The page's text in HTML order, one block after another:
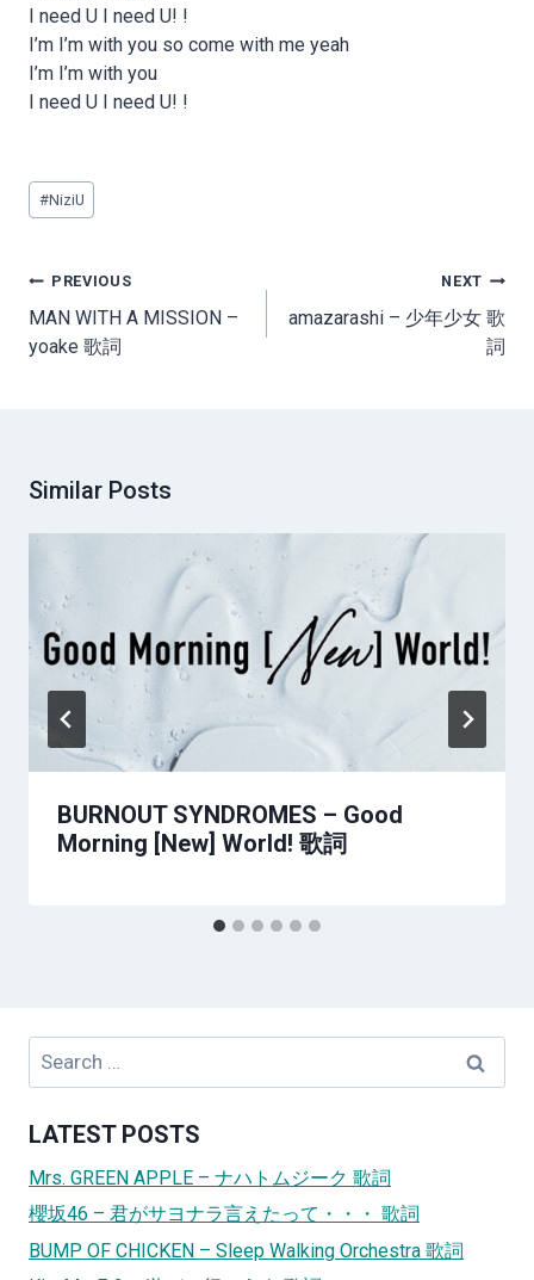
I need U I need U! !
I’m I’m with you so come with me yeah
I’m I’m with you
I need U I need U! !
Post
Tags:
#NiziU
Post
navigation
PREVIOUS
MAN WITH A MISSION –
yoake 歌詞
NEXT
amazarashi – 少年少女 歌
詞
Similar Posts
BURNOUT SYNDROMES – Good
Morning [New] World! 歌詞
Search
LATEST POSTS
Mrs. GREEN APPLE – ナハトムジーク 歌詞
櫻坂46 – 君がサヨナラ言えたって・・・ 歌詞
BUMP OF CHICKEN – Sleep Walking Orchestra 歌詞